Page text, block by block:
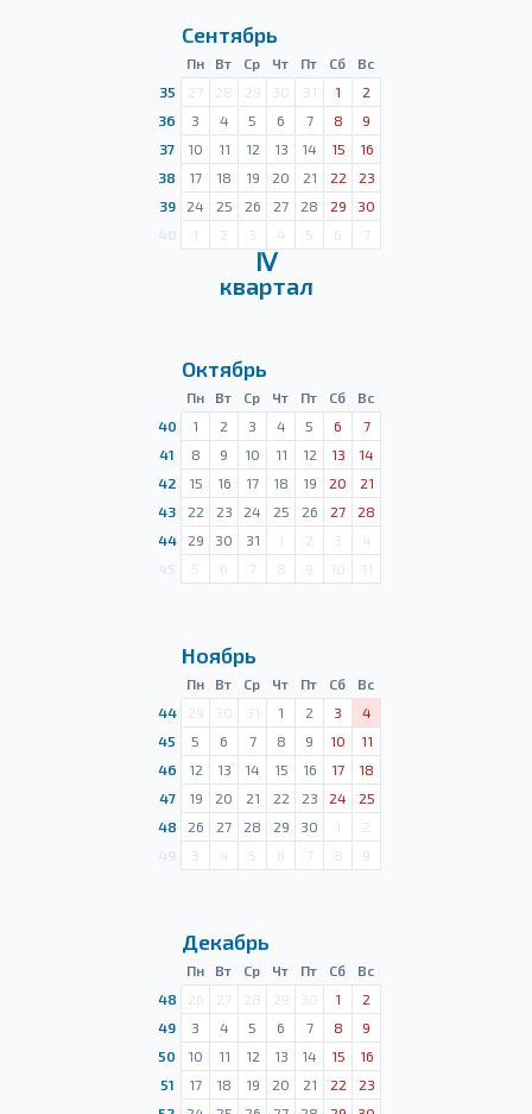
Сентябрь
Пн Вт Ср Чт Пт Сб
Вс
35
27 28 29 30 31 1
2
36
3 4 5 6 7 8
9
37
10 11 12 13 14 15
16
38
17 18 19 20 21 22
23
39
24 25 26 27 28 29
30
1 2 3 4 5 6 7
Ⅳ
квартал
Октябрь
Пн Вт Ср Чт Пт Сб
Вс
40
1 2 3 4 5 6
7
41
8 9 10 11 12 13
14
42
15 16 17 18 19 20
21
43
22 23 24 25 26 27
28
44
29 30 31 1 2 3
4
5 6 7 8 9 10 11
Ноябрь
Пн Вт Ср Чт Пт Сб
Вс
44
29 30 31 1 2 3
4
45
5 6 7 8 9 10
11
46
12 13 14 15 16 17
18
47
19 20 21 22 23 24
25
48
26 27 28 29 30 1
2
3 4 5 6 7 8 9
Декабрь
Пн Вт Ср Чт Пт Сб
Вс
48
26 27 28 29 30 1
2
49
3 4 5 6 7 8
9
50
10 11 12 13 14 15
16
51
17 18 19 20 21 22
23